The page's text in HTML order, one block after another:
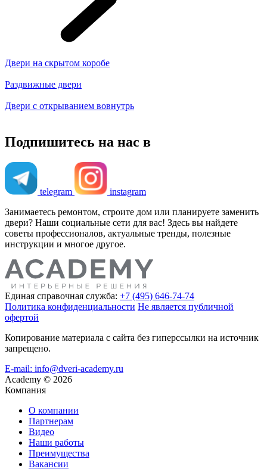
Двери на скрытом коробе
Раздвижные двери
Двери с открыванием вовнутрь
Подпишитесь на нас в
telegram
instagram
Занимаетесь ремонтом, строите дом или планируете заменить
двери? Наши социальные сети для вас! Здесь вы найдете
советы профессионалов, актуальные тренды, полезные
инструкции и многое другое.
Единая справочная служба: +7 (495) 646-74-74
Политика конфиденциальности Не является публичной
офертой
Копирование материала с сайта без гиперссылки на источник
запрещено.
E-mail: info@dveri-academy.ru
Academy © 2026
Компания
О компании
Партнерам
Видео
Наши работы
Преимущества
Вакансии